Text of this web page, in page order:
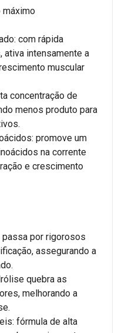
máximo
com rápida
intensamente a
muscular
concentração de
menos produto para
promove um
na corrente
e crescimento
passa por rigorosos
assegurando a
quebra as
melhorando a
fórmula de alta